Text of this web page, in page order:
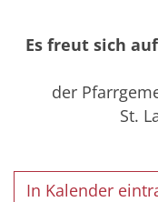
Es freut sich
der
St.
In Kalender